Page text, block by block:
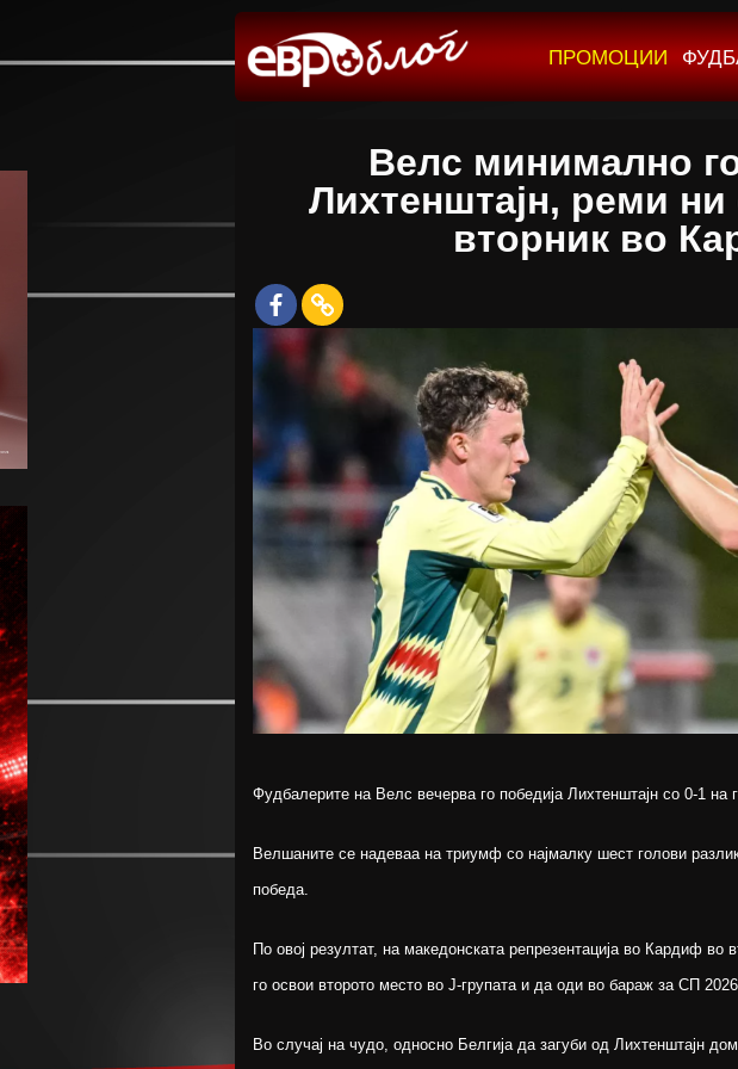
ПРОМОЦИИ
Велс минимално
Лихтенштајн, реми
вторник во
Фудбалерите на Велс вечерва го победија Лихтенштајн со 0-1 на
Велшаните се надеваа на триумф со најмалку шест голови
победа.
По овој резултат, на македонската репрезентација во Кардиф
го освои второто место во Ј-групата и да оди во бараж за СП
Во случај на чудо, односно Белгија да загуби од Лихтенштајн